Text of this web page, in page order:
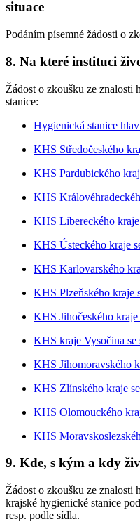
situace
Podáním písemné žádosti o
8. Na které instituci
Žádost o zkoušku ze znalosti
stanice:
Hygienická stanice
KHS Středočeského
KHS Pardubického
KHS
KHS Libereckého
KHS Ústeckého kraje
KHS Karlovarského
KHS Plzeňského kraje
KHS Jihočeského
KHS kraje Vysočina se
KHS Jihomoravského
KHS Zlínského kraje
KHS Olomouckého
KHS
9. Kde, s kým a kdy
Žádost o zkoušku ze znalosti
krajské hygienické stanice
resp. podle sídla.